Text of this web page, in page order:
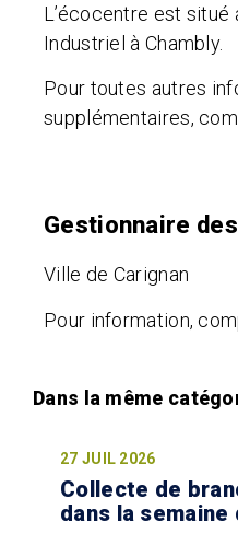
L’écocentre est situé
Industriel à Chambly.
Pour toutes autres
supplémentaires,
Gestionnaire
Ville de Carignan
Pour information,
27 JUIL 2026
Collecte de
dans la